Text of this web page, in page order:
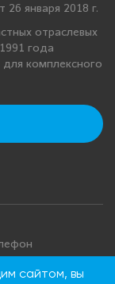
января 2018 г.
отраслевых
года
комплексного
495 276 00 22
сайтом, вы